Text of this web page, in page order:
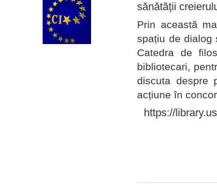
sănătății
Prin această
spațiu de dialog
Catedra de
bibliotecari,
discuta despre
acțiune în
https://